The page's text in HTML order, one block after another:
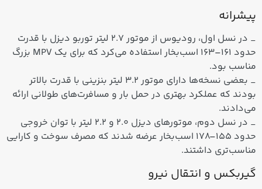
پیشرانه
_ در نسل اول، رودیوس از موتور ۲.۷ لیتر توربو دیزل با قدرت
حدود ۱۶۱–۱۶۳ اسب‌بخار استفاده می‌کرد که برای یک MPV بزرگ
مناسب بود.
_ بعضی نسخه‌ها دارای موتور 3.2 لیتر بنزینی با قدرت بالاتر
بودند که عملکرد بهتری در حمل بار و مسافرت‌های طولانی ارائه
می‌دادند.
_ در نسل دوم، موتورهای دیزل 2.0 و 2.2 لیتر با توان خروجی
حدود ۱۵۵–۱۷۸ اسب‌بخار عرضه شدند که مصرف سوخت و کارایی
مناسب‌تری داشتند.
گیربکس و انتقال نیرو